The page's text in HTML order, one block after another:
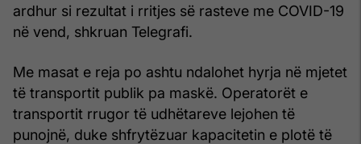
ardhur si rezultat i rritjes së rasteve me COVID-19
në vend, shkruan Telegrafi.
Me masat e reja po ashtu ndalohet hyrja në mjetet
të transportit publik pa maskë. Operatorët e
transportit rrugor të udhëtareve lejohen të
punojnë, duke shfrytëzuar kapacitetin e plotë të